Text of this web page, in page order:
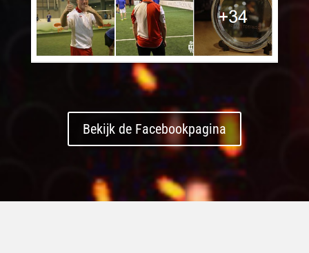
Bekijk de Facebookpagina